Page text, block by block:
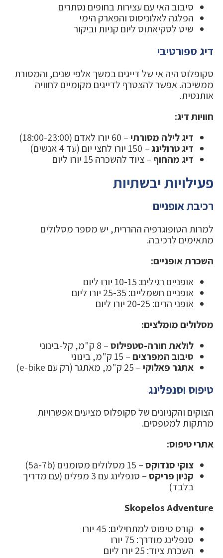
סיבוב האי עם עצירות בחופים נסתרים
הפלגה לאלוניסוס והפארק הימי
שיט לסקיאתוס ליום קניות וביקור
דיג ספורטיבי
סקופלוס היה אי של דייגים במשך אלפי שנים, והמסורת
ממשיכה. אפשר להצטרף לדייגים מקומיים לחוויה
אותנטית.
חוויות דיג:
דיג לילה מסורתי– 60 יורו לאדם (18:00-23:00)
דיג טרולינג– 150 יורו לחצי יום (עד 4 אנשים)
דיג מהחוף – ציוד להשכרה 15 יורו ליום
פעילויות יבשתיות
רכיבת אופניים
למרות הטופוגרפיה ההררית, יש מספר מסלולים
מתאימים לרכיבה.
השכרת אופניים:
אופניים רגילים: 10-15 יורו ליום
אופניים חשמליים: 25-35 יורו ליום
אופני הרים: 20-25 יורו ליום
מסלולים מומלצים:
לולאת חורה-סטפילוס– 8 ק"מ, קל-בינוני
סיבוב המפרצים– 15 ק"מ, בינוני
אתגר פאלוקי– 25 ק"מ, מאתגר (רק עם e-bike)
טיפוס וסנפלינג
הצוקים והקניונים של סקופלוס מציעים אפשרויות
מרתקות למטפסים.
אתרי טיפוס:
צוקי סנדוקס– 15 מסלולים מסומנים (5a-7b)
קניון פריקס
– סנפלינג עם 3 מפלים (עם מדריך
בלבד)
Skopelos Adventure
קורס טיפוס למתחילים: 45 יורו
סנפלינג מודרך: 75 יורו
השכרת ציוד: 25 יורו ליום